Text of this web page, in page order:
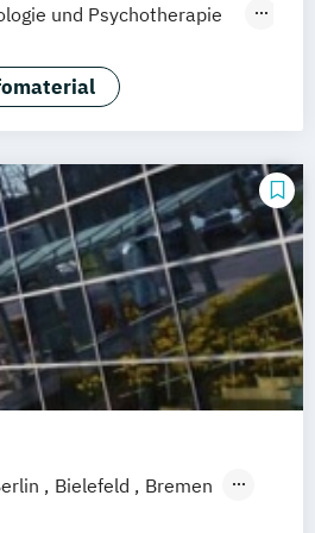
und Psychotherapie
Bielefeld
Bremen